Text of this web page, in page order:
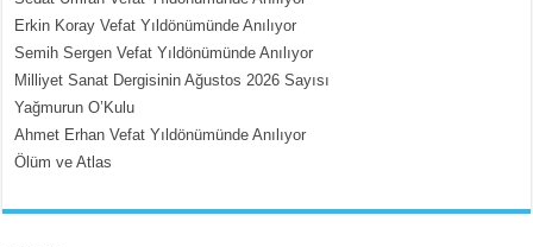
İçerdeki Put Dışardaki Maskeler...
Erkin Koray Vefat Yıldönümünde Anılıyor
Semih Sergen Vefat Yıldönümünde Anılıyor
Milliyet Sanat Dergisinin Ağustos 2026 Sayısı
Yağmurun O’Kulu
Ahmet Erhan Vefat Yıldönümünde Anılıyor
Ölüm ve Atlas